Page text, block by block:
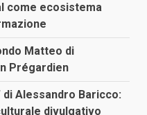
come ecosistema
Matteo di
Prégardien
di Alessandro Baricco:
divulgativo